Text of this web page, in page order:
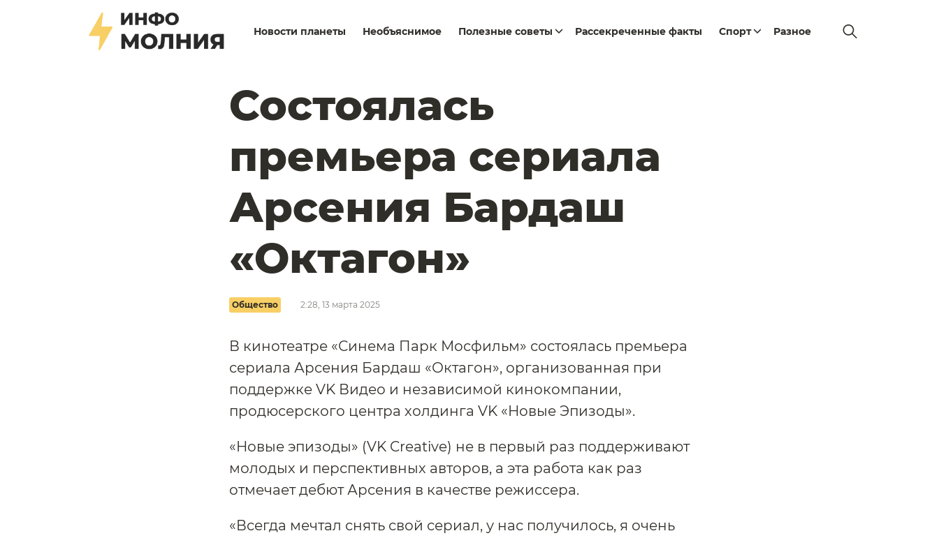
Новости планеты Необъяснимое Полезные советы Рассекреченные факты Спорт Разное
Состоялась
премьера сериала
Арсения Бардаш
«Октагон»
Общество 2:28, 13 марта 2025
В кинотеатре «Синема Парк Мосфильм» состоялась премьера
сериала Арсения Бардаш «Октагон», организованная при
поддержке VK Видео и независимой кинокомпании,
продюсерского центра холдинга VK «Новые Эпизоды».
«Новые эпизоды» (VK Creative) не в первый раз поддерживают
молодых и перспективных авторов, а эта работа как раз
отмечает дебют Арсения в качестве режиссера.
«Всегда мечтал снять свой сериал, у нас получилось, я очень